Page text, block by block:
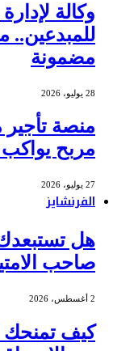
وكالة
للمبدعين..
مضمونة
28 يوليو، 2026
منصة
مربح
27 يوليو، 2026
الفرنشايز
هل
صاحب
2 أغسطس، 2026
كيف تمنحك